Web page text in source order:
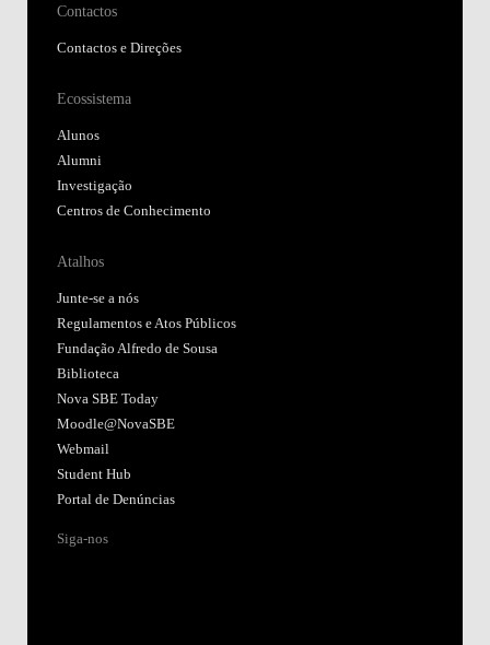
Contactos
Contactos e Direções
Ecossistema
Alunos
Alumni
Investigação
Centros de Conhecimento
Atalhos
Junte-se a nós
Regulamentos e Atos Públicos
Fundação Alfredo de Sousa
Biblioteca
Nova SBE Today
Moodle@NovaSBE
Webmail
Student Hub
Portal de Denúncias
Siga-nos